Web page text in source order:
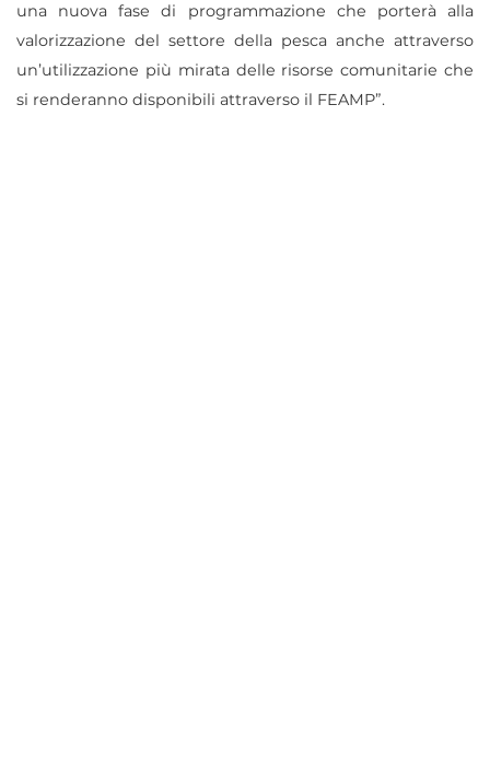
una nuova fase di programmazione che porterà alla
valorizzazione del settore della pesca anche attraverso
un’utilizzazione più mirata delle risorse comunitarie che
si renderanno disponibili attraverso il FEAMP”.